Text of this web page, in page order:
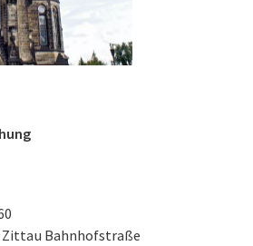
Zittau Bahnhofstraße